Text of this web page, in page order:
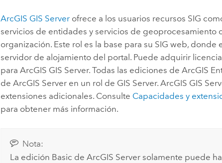
ArcGIS GIS Server ofrece a los usuarios recursos SIG
servicios de entidades y servicios de geoprocesamiento
organización. Este rol es la base para su SIG web, donde
servidor de alojamiento del portal. Puede adquirir
paraArcGIS GIS Server. Todas las ediciones deArcGIS
deArcGIS Server en un rol de GIS Server.ArcGIS GIS
extensiones adicionales. Consulte Capacidades y
para obtener más información.
Nota:
La edición Basic de ArcGIS Serversolamente puede